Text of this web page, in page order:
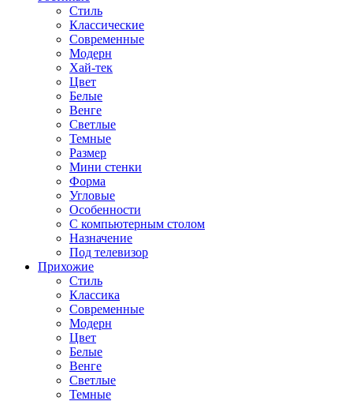
Стиль
Классические
Современные
Модерн
Хай-тек
Цвет
Белые
Венге
Светлые
Темные
Размер
Мини стенки
Форма
Угловые
Особенности
С компьютерным столом
Назначение
Под телевизор
Прихожие
Стиль
Классика
Современные
Модерн
Цвет
Белые
Венге
Светлые
Темные